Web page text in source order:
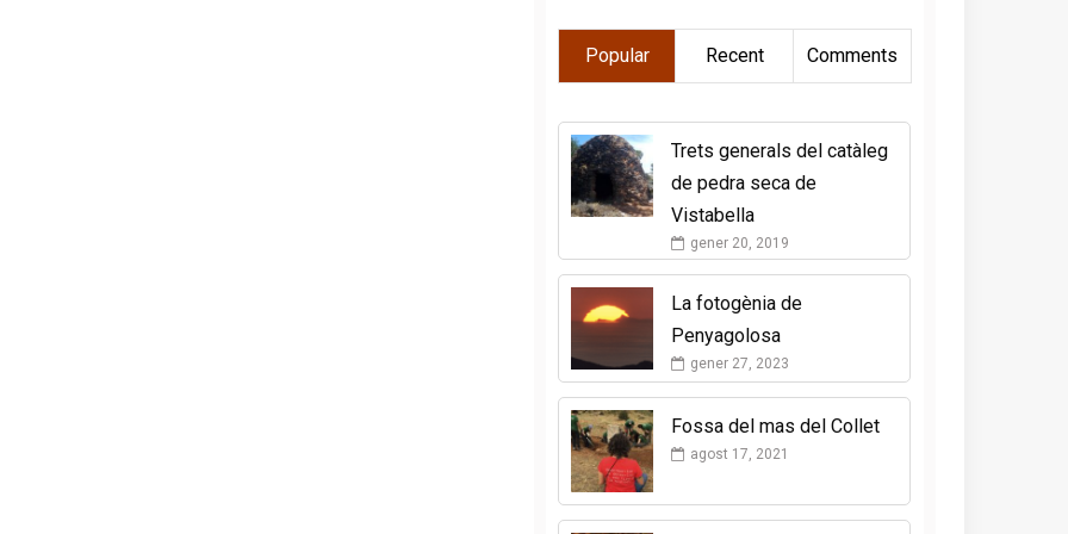
Popular Recent Comments
Trets generals del catàleg
de pedra seca de
Vistabella
gener 20, 2019
La fotogènia de
Penyagolosa
gener 27, 2023
Fossa del mas del Collet
agost 17, 2021